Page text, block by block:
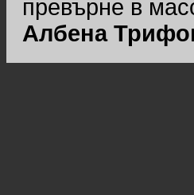
превърне в
Албена